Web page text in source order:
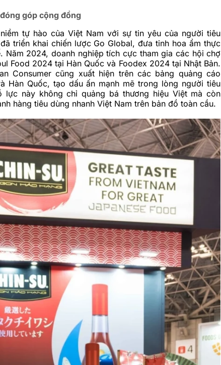
góp cộng đồng
tự hào của Việt Nam với sự tin yêu của người tiêu
triển khai chiến lược Go Global, đưa tinh hoa ẩm thực
Năm 2024, doanh nghiệp tích cực tham gia các hội chợ
Food 2024 tại Hàn Quốc và Foodex 2024 tại Nhật Bản.
Consumer cũng xuất hiện trên các bảng quảng cáo
Hàn Quốc, tạo dấu ấn mạnh mẽ trong lòng người tiêu
lực này không chỉ quảng bá thương hiệu Việt mà còn
hàng tiêu dùng nhanh Việt Nam trên bản đồ toàn cầu.